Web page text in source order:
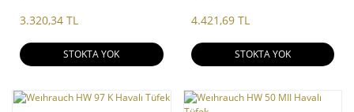
3.320,34 TL
STOKTA YOK
4.421,69 TL
STOKTA YOK